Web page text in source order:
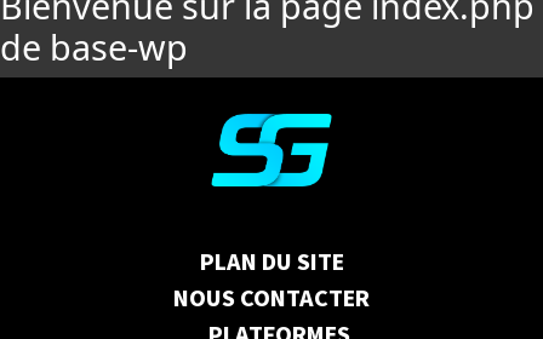
de base-wp
PLAN DU SITE
NOUS CONTACTER